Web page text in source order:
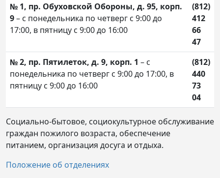
№ 1, пр. Обуховской Обороны, д. 95, корп.
9– с понедельника по четверг с 9:00 до
17:00, в пятницу с 9:00 до 16:00
(812)
412
66
47
№ 2, пр. Пятилеток, д. 9, корп. 1 – с
понедельника по четверг с 9:00 до 17:00, в
пятницу с 9:00 до 16:00
(812)
440
73
04
Социально-бытовое, социокультурное обслуживание
граждан пожилого возраста, обеспечение
питанием, организация досуга и отдыха.
Положение об отделениях